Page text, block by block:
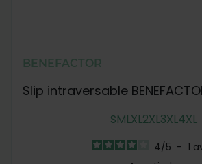
BENEFACTOR
Slip intraversable
SMLXL2XL3XL4XL
4/5 - 1